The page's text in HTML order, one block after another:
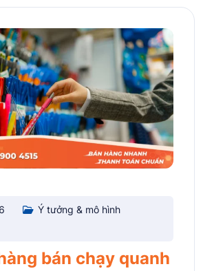
Ý tưởng & mô hình
bán chạy quanh